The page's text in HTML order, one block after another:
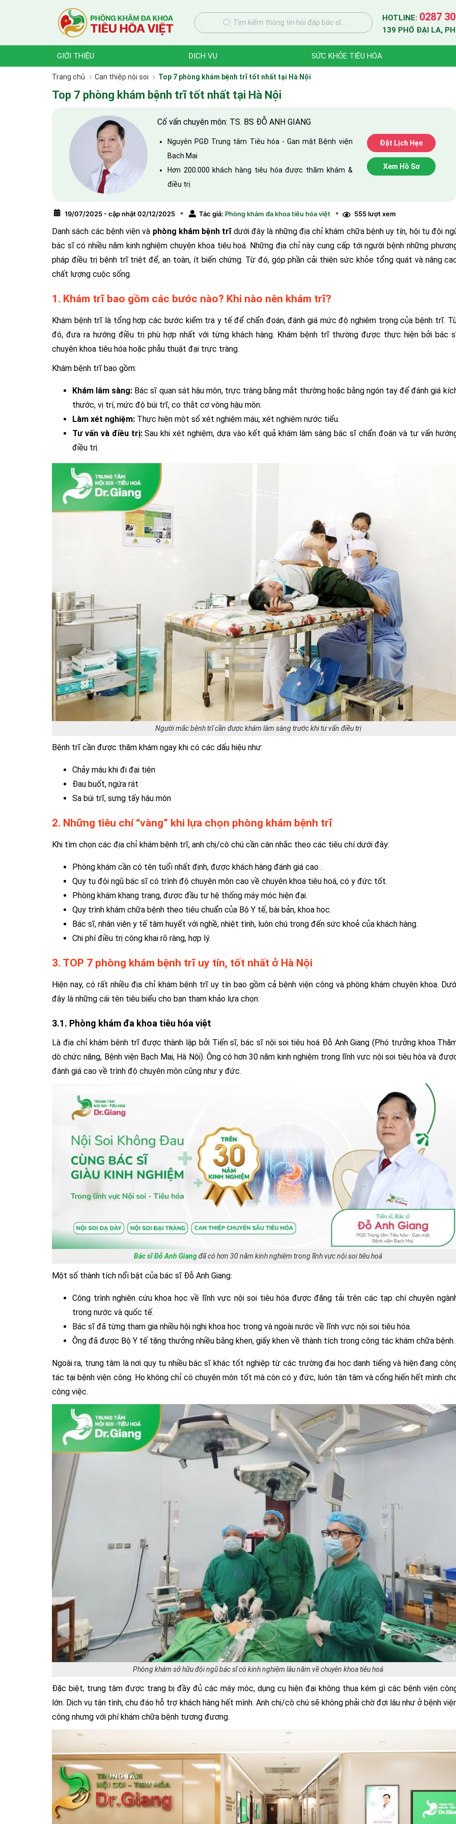
Tìm kiếm thông tin hỏi đáp bác sĩ... HOTLINE: 0287
139 PHỐ ĐẠI LA,
GIỚI THIỆU DỊCH VỤ SỨC KHỎE TIÊU HÓA
Trang chủ Can thiệp nội soi Top 7 phòng khám bệnh trĩ tốt nhất tại Hà Nội
Top 7 phòng khám bệnh trĩ tốt nhất tại Hà Nội
Cố vấn chuyên môn: TS. BS ĐỖ ANH GIANG
Nguyên PGĐ Trung tâm Tiêu hóa - Gan mật Bệnh viện
Bạch Mai
Hơn 200.000 khách hàng tiêu hóa được thăm khám &
điều trị
Đặt Lịch Hẹn
Xem Hồ Sơ
19/07/2025 - cập nhật 02/12/2025 * Tác giả: Phòng khám đa khoa tiêu hóa việt * 555 lượt xem
Danh sách các bệnh viện và phòng khám bệnh trĩ dưới đây là những địa chỉ khám chữa bệnh uy tín, hội tụ đội
bác sĩ có nhiều năm kinh nghiệm chuyên khoa tiêu hoá. Những địa chỉ này cung cấp tới người bệnh những
pháp điều trị bệnh trĩ triệt để, an toàn, ít biến chứng. Từ đó, góp phần cải thiện sức khỏe tổng quát và nâng
chất lượng cuộc sống.
1. Khám trĩ bao gồm các bước nào? Khi nào nên khám trĩ?
Khám bệnh trĩ là tổng hợp các bước kiểm tra y tế để chẩn đoán, đánh giá mức độ nghiêm trọng của bệnh trĩ.
đó, đưa ra hướng điều trị phù hợp nhất với từng khách hàng. Khám bệnh trĩ thường được thực hiện bởi bác
chuyên khoa tiêu hóa hoặc phẫu thuật đại trực tràng.
Khám bệnh trĩ bao gồm:
Khám lâm sàng: Bác sĩ quan sát hậu môn, trực tràng bằng mắt thường hoặc bằng ngón tay để đánh giá
thước, vị trí, mức độ búi trĩ, co thắt cơ vòng hậu môn.
Làm xét nghiệm: Thực hiện một số xét nghiệm máu, xét nghiệm nước tiểu.
Tư vấn và điều trị:Sau khi xét nghiệm, dựa vào kết quả khám lâm sàng bác sĩ chẩn đoán và tư vấn
điều trị.
Người mắc bệnh trĩ cần được khám lâm sàng trước khi tư vấn điều trị
Bệnh trĩ cần được thăm khám ngay khi có các dấu hiệu như:
Chảy máu khi đi đại tiện
Đau buốt, ngứa rát
Sa búi trĩ, sưng tấy hậu môn
2. Những tiêu chí “vàng” khi lựa chọn phòng khám bệnh trĩ
Khi tìm chọn các địa chỉ khám bệnh trĩ, anh chị/cô chú cần cân nhắc theo các tiêu chí dưới đây:
Phòng khám cần có tên tuổi nhất định, được khách hàng đánh giá cao .
Quy tụ đội ngũ bác sĩ có trình độ chuyên môn cao về chuyên khoa tiêu hoá, có y đức tốt.
Phòng khám khang trang, được đầu tư hệ thống máy móc hiện đại.
Quy trình khám chữa bệnh theo tiêu chuẩn của Bộ Y tế, bài bản, khoa học.
Bác sĩ, nhân viên y tế tâm huyết với nghề, nhiệt tình, luôn chú trọng đến sức khoẻ của khách hàng.
Chi phí điều trị công khai rõ ràng, hợp lý.
3. TOP 7 phòng khám bệnh trĩ uy tín, tốt nhất ở Hà Nội
Hiện nay, có rất nhiều địa chỉ khám bệnh trĩ uy tín bao gồm cả bệnh viện công và phòng khám chuyên khoa.
đây là những cái tên tiêu biểu cho bạn tham khảo lựa chọn:
3.1. Phòng khám đa khoa tiêu hóa việt
Là địa chỉ khám bệnh trĩ được thành lập bởi Tiến sĩ, bác sĩ nội soi tiêu hoá Đỗ Anh Giang (Phó trưởng khoa
dò chức năng, Bệnh viện Bạch Mai, Hà Nội). Ông có hơn 30 năm kinh nghiệm trong lĩnh vực nội soi tiêu hóa và
đánh giá cao về trình độ chuyên môn cũng như y đức.
Bác sĩ Đỗ Anh Giangđã có hơn 30 năm kinh nghiệm trong lĩnh vực nội soi tiêu hoá
Một số thành tích nổi bật của bác sĩ Đỗ Anh Giang:
Công trình nghiên cứu khoa học về lĩnh vực nội soi tiêu hóa được đăng tải trên các tạp chí chuyên
trong nước và quốc tế.
Bác sĩ đã từng tham gia nhiều hội nghị khoa học trong và ngoài nước về lĩnh vực nội soi tiêu hóa.
Ông đã được Bộ Y tế tặng thưởng nhiều bằng khen, giấy khen về thành tích trong công tác khám chữa bệnh.
Ngoài ra, trung tâm là nơi quy tụ nhiều bác sĩ khác tốt nghiệp từ các trường đại học danh tiếng và hiện đang
tác tại bệnh viện công. Họ không chỉ có chuyên môn tốt mà còn có y đức, luôn tận tâm và cống hiến hết mình
công việc.
Phòng khám sở hữu đội ngũ bác sĩ có kinh nghiệm lâu năm về chuyên khoa tiêu hoá
Đặc biệt, trung tâm được trang bị đầy đủ các máy móc, dụng cụ hiện đại không thua kém gì các bệnh viện
lớn. Dịch vụ tận tình, chu đáo hỗ trợ khách hàng hết mình. Anh chị/cô chú sẽ không phải chờ đợi lâu như ở bệnh
công nhưng với phí khám chữa bệnh tương đương.